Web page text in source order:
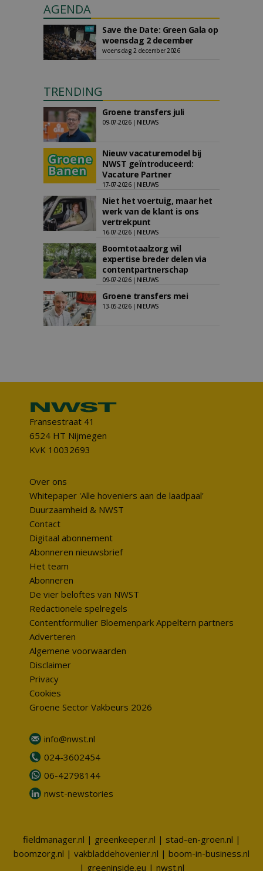
AGENDA
Save the Date: Green Gala op
woensdag 2 december
woensdag 2 december 2026
TRENDING
Groene transfers juli
09-07-2026 | NIEUWS
Nieuw vacaturemodel bij
NWST geïntroduceerd:
Vacature Partner
17-07-2026 | NIEUWS
Niet het voertuig, maar het
werk van de klant is ons
vertrekpunt
16-07-2026 | NIEUWS
Boomtotaalzorg wil
expertise breder delen via
contentpartnerschap
09-07-2026 | NIEUWS
Groene transfers mei
13-05-2026 | NIEUWS
Fransestraat 41
6524 HT Nijmegen
KvK 10032693
Over ons
Whitepaper 'Alle hoveniers aan de laadpaal'
Duurzaamheid & NWST
Contact
Digitaal abonnement
Abonneren nieuwsbrief
Het team
Abonneren
De vier beloftes van NWST
Redactionele spelregels
Contentformulier Bloemenpark Appeltern partners
Adverteren
Algemene voorwaarden
Disclaimer
Privacy
Cookies
Groene Sector Vakbeurs 2026
info@nwst.nl
024-3602454
06-42798144
nwst-newstories
fieldmanager.nl | greenkeeper.nl | stad-en-groen.nl |
boomzorg.nl | vakbladdehovenier.nl | boom-in-business.nl
| greeninside.eu | nwst.nl